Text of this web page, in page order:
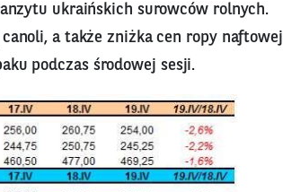
ukraińskich surowców rolnych.
a także zniżka cen ropy naftowej
podczas środowej sesji.